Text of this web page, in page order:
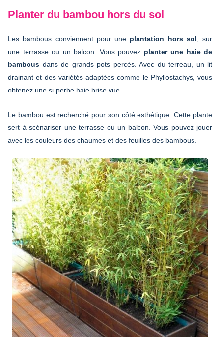
Planter du bambou hors du sol
Les bambous conviennent pour une plantation hors sol, sur
une terrasse ou un balcon. Vous pouvez planter une haie de
bambous dans de grands pots percés. Avec du terreau, un lit
drainant et des variétés adaptées comme le Phyllostachys, vous
obtenez une superbe haie brise vue.
Le bambou est recherché pour son côté esthétique. Cette plante
sert à scénariser une terrasse ou un balcon. Vous pouvez jouer
avec les couleurs des chaumes et des feuilles des bambous.